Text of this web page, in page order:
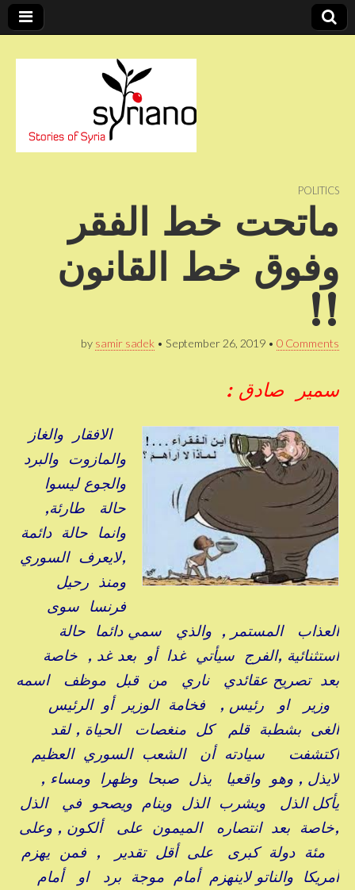
syriano POLITICS
ماتحت خط الفقر
وفوق خط القانون
!!
by samir sadek • September 26, 2019 • 0 Comments
سمير صادق :
الافقار والغاز
والمازوت والبرد
والجوع ليسوا
حالة طارئة,
وانما حالة دائمة
,لايعرف السوري
ومنذ رحيل
فرنسا سوى
العذاب المستمر , والذي سمي دائما حالة
استثنائية ,الفرج سيأتي غدا أو بعد غد , خاصة
بعد تصريح عقائدي ناري من قبل موظف اسمه
وزير او رئيس , فخامة الوزير أو الرئيس
ألغى بشطبة قلم كل منغصات الحياة , لقد
اكتشفت سيادته أن الشعب السوري العظيم
لايذل , وهو واقعيا يذل صبحا وظهرا ومساء ,
يأكل الذل ويشرب الذل وينام ويصحو في الذل
,خاصة بعد انتصاره الميمون على ألكون , وعلى
مئة دولة كبرى على أقل تقدير , فمن يهزم
أمريكا والناتو لاينهزم أمام موجة برد او أمام